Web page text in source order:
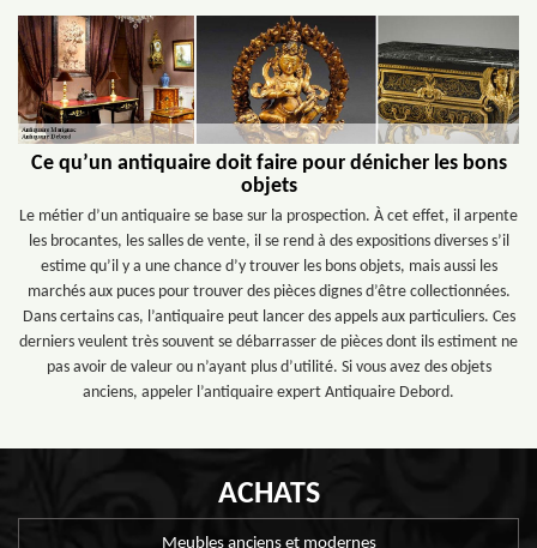
Ce qu’un antiquaire doit faire pour dénicher les bons
objets
Le métier d’un antiquaire se base sur la prospection. À cet effet, il arpente
les brocantes, les salles de vente, il se rend à des expositions diverses s’il
estime qu’il y a une chance d’y trouver les bons objets, mais aussi les
marchés aux puces pour trouver des pièces dignes d’être collectionnées.
Dans certains cas, l’antiquaire peut lancer des appels aux particuliers. Ces
derniers veulent très souvent se débarrasser de pièces dont ils estiment ne
pas avoir de valeur ou n’ayant plus d’utilité. Si vous avez des objets
anciens, appeler l’antiquaire expert Antiquaire Debord.
ACHATS
Meubles anciens et modernes